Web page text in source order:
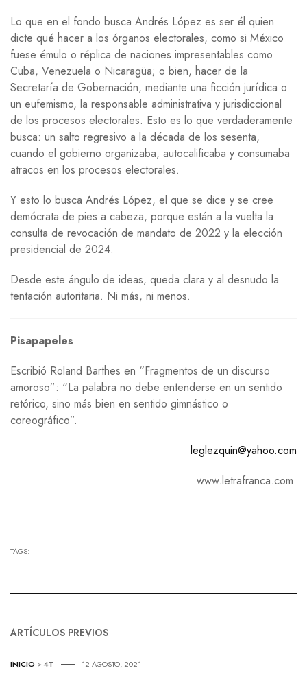
Lo que en el fondo busca Andrés López es ser él quien
dicte qué hacer a los órganos electorales, como si México
fuese émulo o réplica de naciones impresentables como
Cuba, Venezuela o Nicaragüa; o bien, hacer de la
Secretaría de Gobernación, mediante una ficción jurídica o
un eufemismo, la responsable administrativa y jurisdiccional
de los procesos electorales. Esto es lo que verdaderamente
busca: un salto regresivo a la década de los sesenta,
cuando el gobierno organizaba, autocalificaba y consumaba
atracos en los procesos electorales.
Y esto lo busca Andrés López, el que se dice y se cree
demócrata de pies a cabeza, porque están a la vuelta la
consulta de revocación de mandato de 2022 y la elección
presidencial de 2024.
Desde este ángulo de ideas, queda clara y al desnudo la
tentación autoritaria. Ni más, ni menos.
Pisapapeles
Escribió Roland Barthes en “Fragmentos de un discurso
amoroso”: “La palabra no debe entenderse en un sentido
retórico, sino más bien en sentido gimnástico o
coreográfico”.
leglezquin@yahoo.com
www.letrafranca.com
TAGS:
ARTÍCULOS PREVIOS
INICIO >4T 12 AGOSTO, 2021